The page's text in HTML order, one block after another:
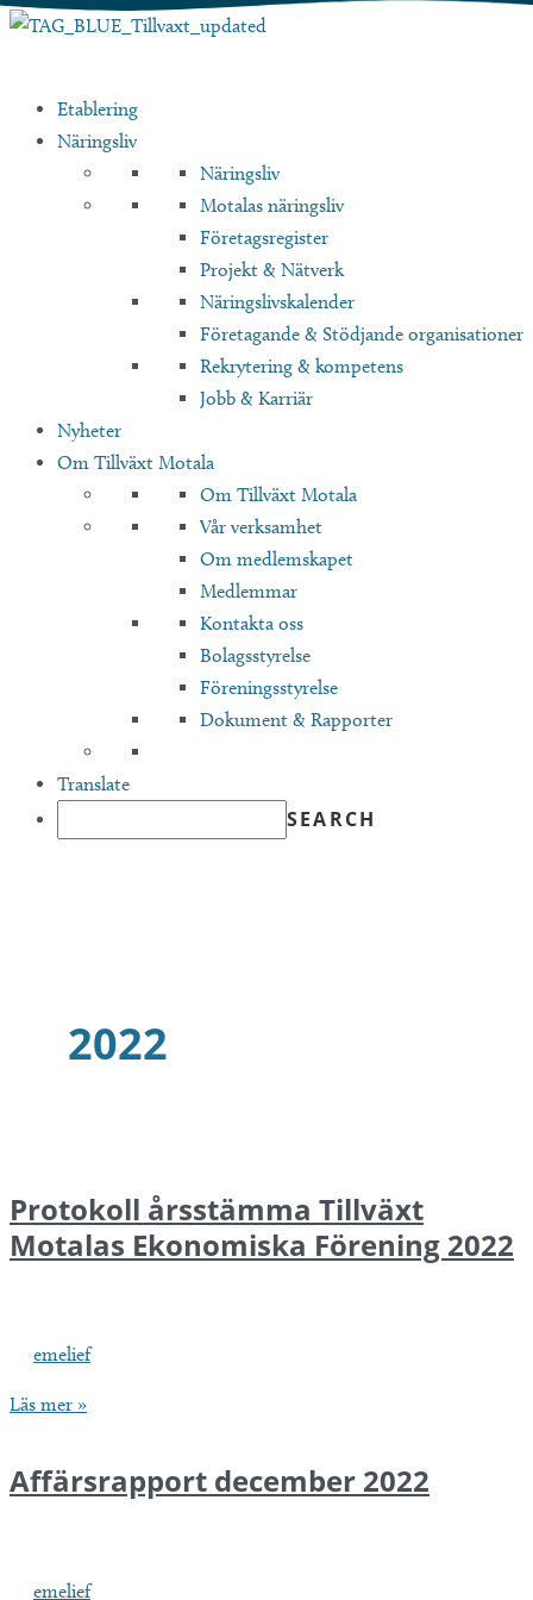
Hoppa
Etablering
Näringsliv
Näringsliv
Motalas näringsliv
Företagsregister
Projekt & Nätverk
Näringslivskalender
Företagande & Stödjande organisationer
Rekrytering & kompetens
Jobb & Karriär
Nyheter
Om Tillväxt Motala
Om Tillväxt Motala
Vår verksamhet
Om medlemskapet
Medlemmar
Kontakta oss
Bolagsstyrelse
Föreningsstyrelse
Dokument & Rapporter
Translate
2022
Protokoll årsstämma Tillväxt
Motalas Ekonomiska Förening 2022
emelief
Protokoll
Tillväxt
Motalas
Läs mer »
Affärsrapport december 2022
emelief